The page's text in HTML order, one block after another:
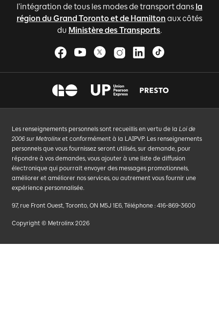
l'intégration de tous les modes de transport dans la
région du Grand Toronto et de Hamilton aux côtés
du Ministère des Transports.
Les renseignements personnels sont recueillis en vertu de la Loi de
2006 sur Metrolinx et conformément à la LAIPVP. Les renseignements
personnels que vous fournissez seront utilisés, sur demande, pour
répondre à vos demandes, vous ajouter à une liste de diffusion
électronique qui pourrait envoyer des messages promotionnels,
améliorer et améliorer nos services, ou autrement vous fournir une
expérience personnalisée.
97, rue Front Ouest, Toronto, ON M5J 1E6, Téléphone : 416-869-3600
Copyright © Metrolinx 2026